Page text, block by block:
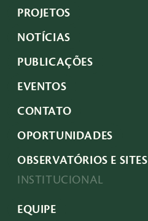
PROJETOS
NOTÍCIAS
PUBLICAÇÕES
EVENTOS
CONTATO
OPORTUNIDADES
OBSERVATÓRIOS E SITES
INSTITUCIONAL
EQUIPE